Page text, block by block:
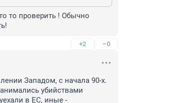
то проверить ! Обычно
+2 –0
Западом, с начала 90-х.
убийствами
в ЕС, иные -